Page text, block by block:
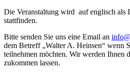
Die Veranstaltung wird auf englisch als
stattfinden.
Bitte senden Sie uns eine Email an
dem Betreff „Walter A. Heinsen“ wenn
teilnehmen möchten. Wir werden Ihnen
zukommen lassen.